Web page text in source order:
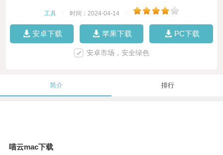
工具 时间：2024-04-14
安卓下载 苹果下载 PC下载
安卓市场，安全绿色
简介 排行
喵云mac下载